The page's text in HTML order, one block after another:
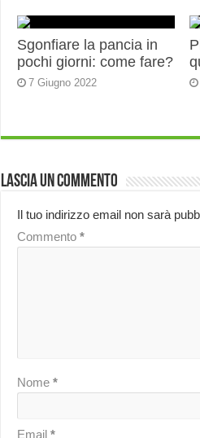
Sgonfiare la pancia in
pochi giorni: come fare?
7 Giugno 2022
Lascia un commento
Il tuo indirizzo email non sarà
Commento *
Nome *
Email *